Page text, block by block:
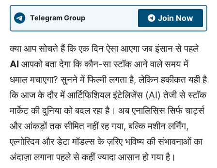
Telegram Group Join Now
क्या आप सोचते हैं कि एक दिन ऐसा आएगा जब इंसान से पहले
AI आपको बता देगा कि कौन-सा स्टॉक आने वाले समय में
धमाल मचाएगा? सुनने में फिल्मी लगता है, लेकिन हकीकत यही है
कि आज के दौर में आर्टिफिशियल इंटेलिजेंस (AI) तेजी से स्टॉक
मार्केट की दुनिया को बदल रहा है। अब एनालिसिस सिर्फ चार्ट्स
और आंकड़ों तक सीमित नहीं रह गया, बल्कि मशीन लर्निंग,
एल्गोरिदम और डेटा मॉडल्स के ज़रिए भविष्य की संभावनाओं का
अंदाज़ा लगाना पहले से कहीं ज्यादा आसान हो गया है।